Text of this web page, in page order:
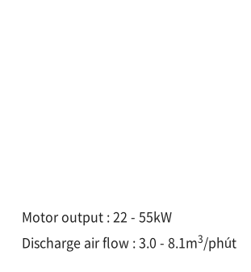
Motor output : 22 - 55kW
Discharge air flow : 3.0 - 8.1m3/phút